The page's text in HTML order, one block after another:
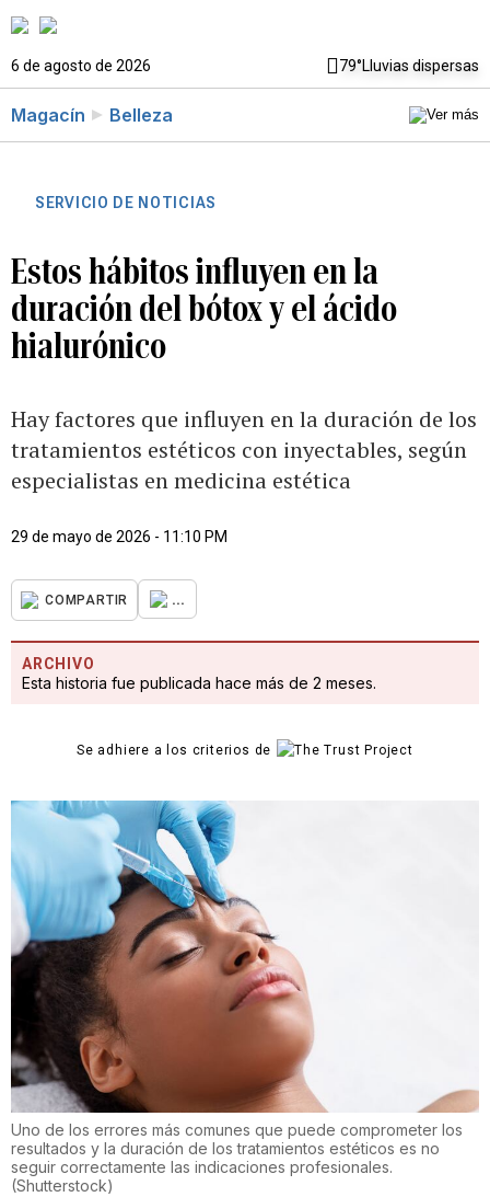
6 de agosto de 2026 79°Lluvias dispersas
Magacín Belleza
SERVICIO DE NOTICIAS
Estos hábitos influyen en la
duración del bótox y el ácido
hialurónico
Hay factores que influyen en la duración de los
tratamientos estéticos con inyectables, según
especialistas en medicina estética
29 de mayo de 2026 - 11:10 PM
COMPARTIR ...
ARCHIVO
Esta historia fue publicada hace más de 2 meses.
Se adhiere a los criterios de
Uno de los errores más comunes que puede comprometer los
resultados y la duración de los tratamientos estéticos es no
seguir correctamente las indicaciones profesionales.
(Shutterstock)